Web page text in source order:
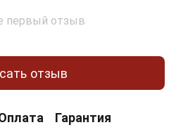
первый отзыв
отзыв
Гарантия